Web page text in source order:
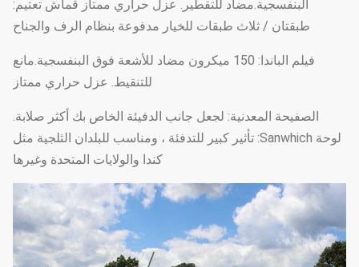
البنفسجية.مضاد للتقطير. عزل حراري ممتاز قماش تعتيم:
طبقتان / ثلاث طبقات للخيار مدفوعة بنظام الرف والجناح
فيلم الباندا: 150 ميكرون مضاد للأشعة فوق البنفسجية.مانع
للتنقيط. عزل حراري ممتاز
الصفيحة المعدنية: لجعل جانب الدفيئة الخاص بك أكثر صلابة.
لوحة Sanwhich: تأثير كبير للتدفئة ، ومناسب للبلدان الثلجية مثل
كندا والولايات المتحدة وغيرها